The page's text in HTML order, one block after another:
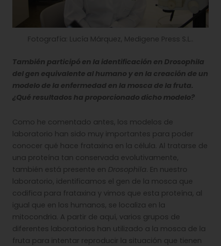
Fotografía: Lucía Márquez, Medigene Press S.L..
También participó en la identificación en Drosophila
del gen equivalente al humano y en la creación de un
modelo de la enfermedad en la mosca de la fruta.
¿Qué resultados ha proporcionado dicho modelo?
Como he comentado antes, los modelos de
laboratorio han sido muy importantes para poder
conocer qué hace frataxina en la célula. Al tratarse de
una proteína tan conservada evolutivamente,
también está presente en Drosophila. En nuestro
laboratorio, identificamos el gen de la mosca que
codifica para frataxina y vimos que esta proteína, al
igual que en los humanos, se localiza en la
mitocondria. A partir de aquí, varios grupos de
diferentes laboratorios han utilizado a la mosca de la
fruta para intentar reproducir la situación que tienen